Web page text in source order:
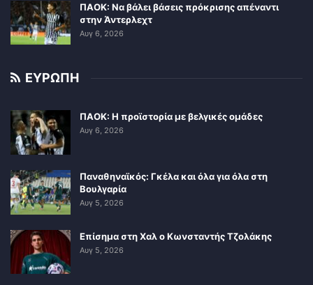
ΠΑΟΚ: Να βάλει βάσεις πρόκρισης απέναντι
στην Άντερλεχτ
Αυγ 6, 2026
ΕΥΡΩΠΗ
ΠΑΟΚ: Η προϊστορία με βελγικές ομάδες
Αυγ 6, 2026
Παναθηναϊκός: Γκέλα και όλα για όλα στη
Βουλγαρία
Αυγ 5, 2026
Επίσημα στη Χαλ ο Κωνσταντής Τζολάκης
Αυγ 5, 2026